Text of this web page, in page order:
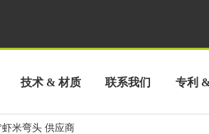
技术 & 材质 联系我们 专利
米弯头 供应商